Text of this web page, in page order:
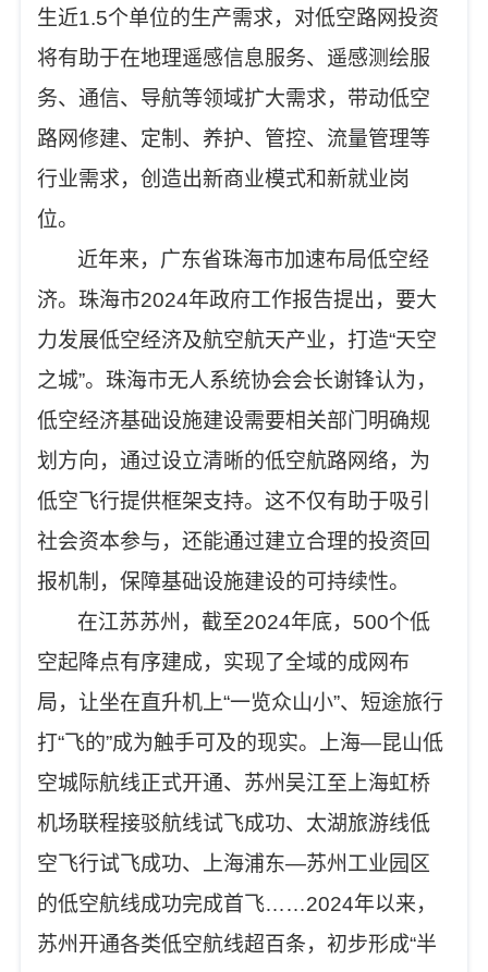
生近1.5个单位的生产需求，对低空路网投资
将有助于在地理遥感信息服务、遥感测绘服
务、通信、导航等领域扩大需求，带动低空
路网修建、定制、养护、管控、流量管理等
行业需求，创造出新商业模式和新就业岗
位。
近年来，广东省珠海市加速布局低空经
济。珠海市2024年政府工作报告提出，要大
力发展低空经济及航空航天产业，打造“天空
之城”。珠海市无人系统协会会长谢锋认为，
低空经济基础设施建设需要相关部门明确规
划方向，通过设立清晰的低空航路网络，为
低空飞行提供框架支持。这不仅有助于吸引
社会资本参与，还能通过建立合理的投资回
报机制，保障基础设施建设的可持续性。
在江苏苏州，截至2024年底，500个低
空起降点有序建成，实现了全域的成网布
局，让坐在直升机上“一览众山小”、短途旅行
打“飞的”成为触手可及的现实。上海—昆山低
空城际航线正式开通、苏州吴江至上海虹桥
机场联程接驳航线试飞成功、太湖旅游线低
空飞行试飞成功、上海浦东—苏州工业园区
的低空航线成功完成首飞……2024年以来，
苏州开通各类低空航线超百条，初步形成“半